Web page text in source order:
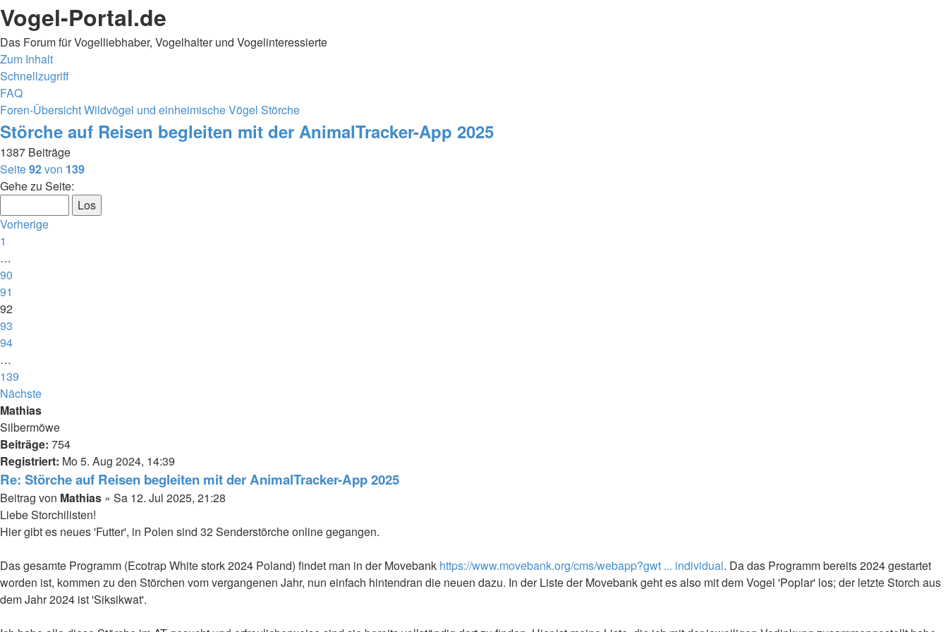
Vogel-Portal.de
Das Forum für Vogelliebhaber, Vogelhalter und Vogelinteressierte
Zum Inhalt
Schnellzugriff
FAQ
Foren-ÜbersichtWildvögel und einheimische Vögel Störche
Störche auf Reisen begleiten mit der AnimalTracker-App 2025
1387 Beiträge
Seite92von 139
Gehe zu Seite:
Vorherige
1
…
90
91
92
93
94
…
139
Nächste
Mathias
Silbermöwe
Beiträge: 754
Registriert: Mo 5. Aug 2024, 14:39
Re: Störche auf Reisen begleiten mit der AnimalTracker-App 2025
Beitrag von Mathias » Sa 12. Jul 2025, 21:28
Liebe Storchilisten!
Hier gibt es neues 'Futter', in Polen sind 32 Senderstörche online gegangen.
Das gesamte Programm (Ecotrap White stork 2024 Poland) findet man in der Movebank https://www.movebank.org/cms/webapp?gwt ... individual. Da das Programm bereits 2024 gestartet
worden ist, kommen zu den Störchen vom vergangenen Jahr, nun einfach hintendran die neuen dazu. In der Liste der Movebank geht es also mit dem Vogel 'Poplar' los; der letzte Storch aus
dem Jahr 2024 ist 'Siksikwat'.